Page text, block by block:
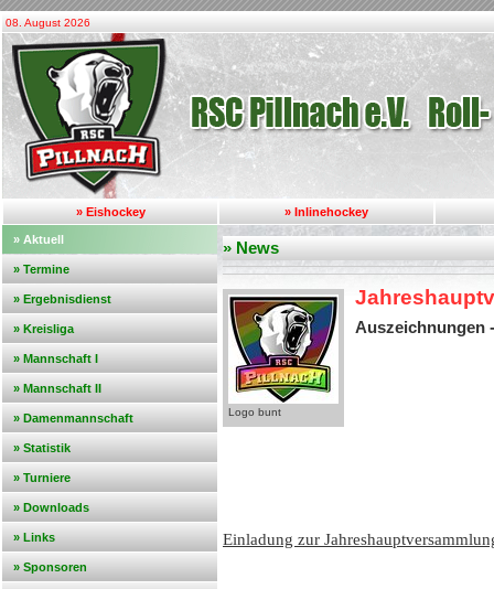
08. August 2026
» Eishockey » Inlinehockey
» Aktuell
» Termine
» Ergebnisdienst
» Kreisliga
» Mannschaft I
» Mannschaft II
» Damenmannschaft
» Statistik
» Turniere
» Downloads
» Links
» Sponsoren
» News
Logo bunt
Auszeichnungen
Einladung zur